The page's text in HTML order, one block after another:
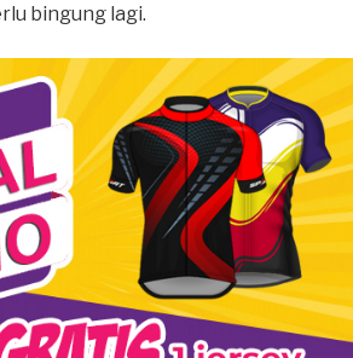
bingung lagi.